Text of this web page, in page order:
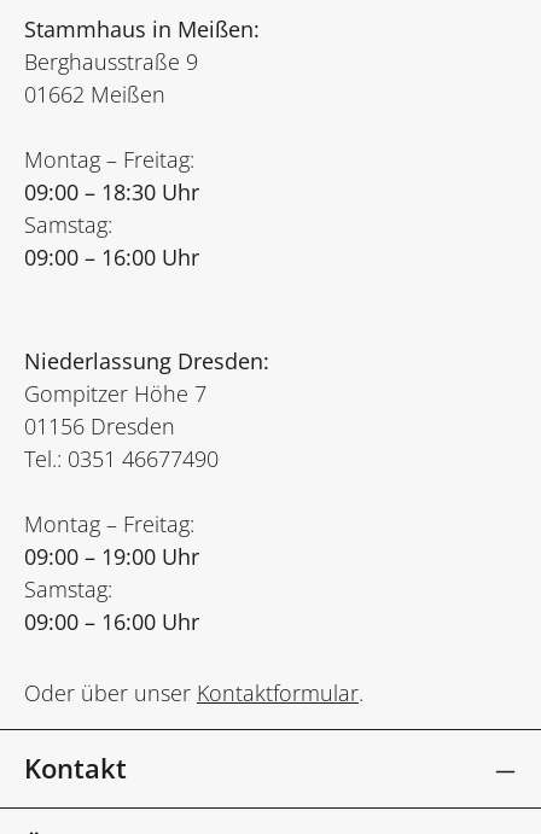
Stammhaus in Meißen:
Berghausstraße 9
01662 Meißen
Montag – Freitag:
09:00 – 18:30 Uhr
Samstag:
09:00 – 16:00 Uhr
Niederlassung Dresden:
Gompitzer Höhe 7
01156 Dresden
Tel.: 0351 46677490
Montag – Freitag:
09:00 – 19:00 Uhr
Samstag:
09:00 – 16:00 Uhr
Oder über unser Kontaktformular.
Kontakt